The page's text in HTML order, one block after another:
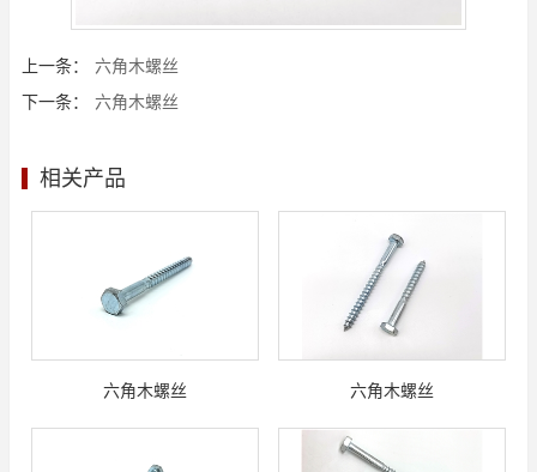
上一条：
六角木螺丝
下一条：
六角木螺丝
相关产品
六角木螺丝 六角木螺丝